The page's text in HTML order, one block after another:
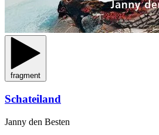
fragment
Schateiland
Janny den Besten